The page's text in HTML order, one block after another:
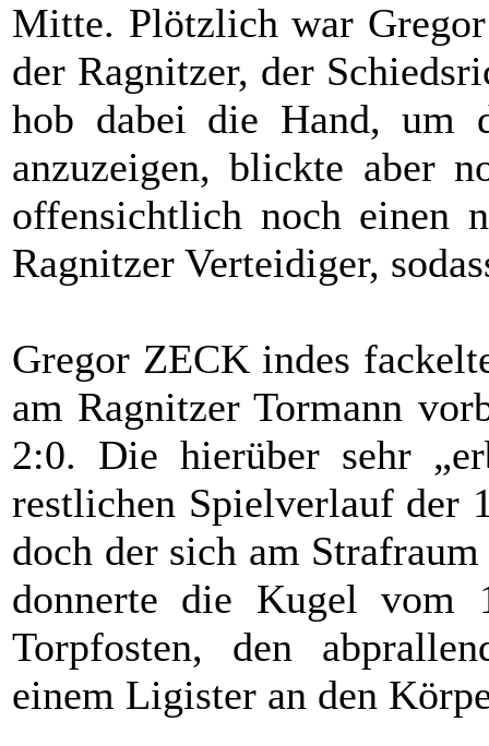
Mitte. Plötzlich war
der Ragnitzer, der
hob dabei die Hand, um
anzuzeigen, blickte aber
offensichtlich noch einen
Ragnitzer Verteidiger,
Gregor ZECK indes
am Ragnitzer Tormann
2:0. Die hierüber sehr
restlichen Spielverlauf der
doch der sich am
donnerte die Kugel vom
Torpfosten, den
einem Ligister an den